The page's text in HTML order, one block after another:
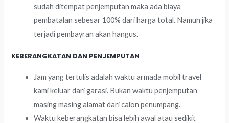
sudah ditempat penjemputan maka ada biaya
pembatalan sebesar 100% dari harga total. Namun jika
terjadi pembayran akan hangus.
KEBERANGKATAN DAN PENJEMPUTAN
Jam yang tertulis adalah waktu armada mobil travel
kami keluar dari garasi. Bukan waktu penjemputan
masing masing alamat dari calon penumpang.
Waktu keberangkatan bisa lebih awal atau sedikit